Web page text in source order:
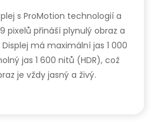
s ProMotion technologií a
pixelů přináší plynulý obraz a
má maximální jas 1 000
jas 1 600 nitů (HDR), což
je vždy jasný a živý.